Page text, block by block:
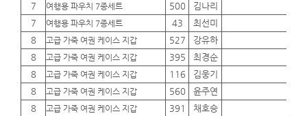
7
여행용 파우치 7종세트 500 김나리
7
여행용 파우치 7종세트 43 최선미
8
고급 가죽 여권 케이스 지갑 527 강유하
8
고급 가죽 여권 케이스 지갑 395 최경순
8
고급 가죽 여권 케이스 지갑 116 김웅기
8
고급 가죽 여권 케이스 지갑 560 윤주연
8
고급 가죽 여권 케이스 지갑 391 채호승